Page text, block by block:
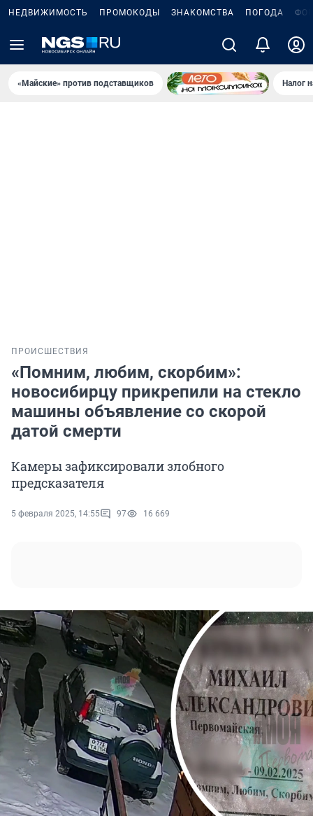
НЕДВИЖИМОСТЬ ПРОМОКОДЫ ЗНАКОМСТВА ПОГОДА
«Майские» против подставщиков Налог
ПРОИСШЕСТВИЯ
«Помним, любим, скорбим»:
новосибирцу прикрепили на стекло
машины объявление со скорой
датой смерти
Камеры зафиксировали злобного
предсказателя
5 февраля 2025, 14:55 97 16 669